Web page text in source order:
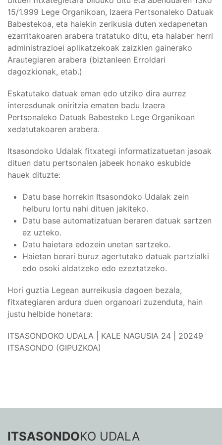
15/1.999 Lege Organikoan, Izaera Pertsonaleko Datuak
Babestekoa, eta haiekin zerikusia duten xedapenetan
ezarritakoaren arabera tratatuko ditu, eta halaber herri
administrazioei aplikatzekoak zaizkien gainerako
Arautegiaren arabera (biztanleen Erroldari
dagozkionak, etab.)
Eskatutako datuak eman edo utziko dira aurrez
interesdunak oniritzia ematen badu Izaera
Pertsonaleko Datuak Babesteko Lege Organikoan
xedatutakoaren arabera.
Itsasondoko Udalak fitxategi informatizatuetan jasoak
dituen datu pertsonalen jabeek honako eskubide
hauek dituzte:
Datu base horrekin Itsasondoko Udalak zein
helburu lortu nahi dituen jakiteko.
Datu base automatizatuan beraren datuak sartzen
ez uzteko.
Datu haietara edozein unetan sartzeko.
Haietan berari buruz agertutako datuak partzialki
edo osoki aldatzeko edo ezeztatzeko.
Hori guztia Legean aurreikusia dagoen bezala,
fitxategiaren ardura duen organoari zuzenduta, hain
justu helbide honetara:
ITSASONDOKO UDALA | KALE NAGUSIA 24 | 20249
ITSASONDO (GIPUZKOA)
ITSASONDOKO UDALA